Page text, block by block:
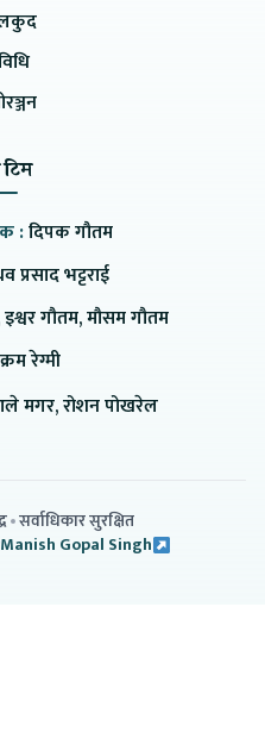
टिम
:दिपक गौतम
प्रसाद भट्टराई
इश्वर गौतम, मौसम गौतम
रेग्मी
मगर, रोशन पोखरेल
सर्वाधिकार सुरक्षित
Manish Gopal Singh